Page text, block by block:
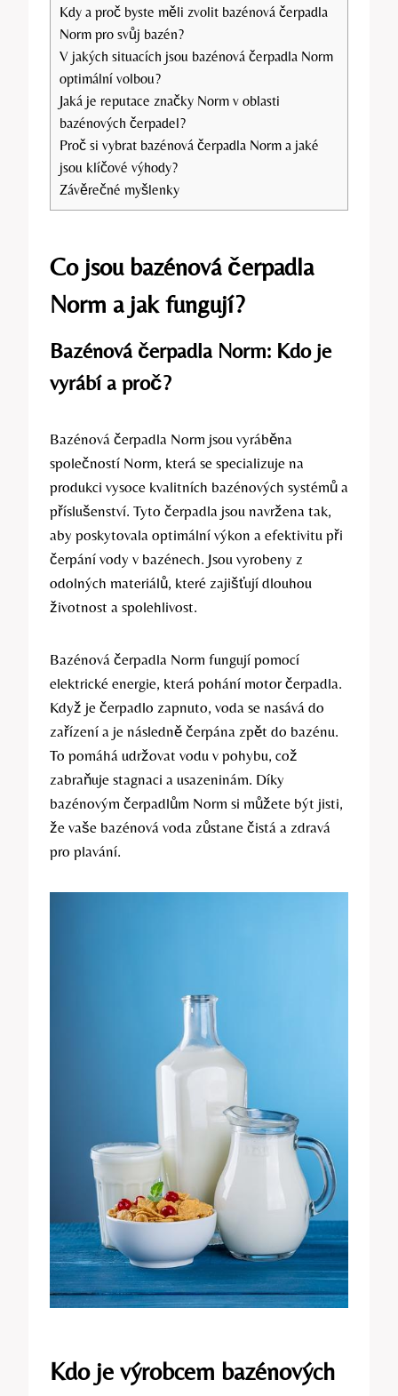
Kdy a proč byste měli zvolit bazénová čerpadla
Norm pro svůj bazén?
V jakých situacích jsou bazénová čerpadla Norm
optimální volbou?
Jaká je reputace značky Norm v oblasti
bazénových čerpadel?
Proč si vybrat bazénová čerpadla Norm a jaké
jsou klíčové výhody?
Závěrečné myšlenky
Co jsou bazénová čerpadla
Norm a jak fungují?
Bazénová čerpadla Norm: Kdo je
vyrábí a proč?
Bazénová čerpadla Norm jsou vyráběna
společností Norm, která se specializuje na
produkci vysoce kvalitních bazénových systémů a
příslušenství. Tyto čerpadla jsou navržena tak,
aby poskytovala optimální výkon a efektivitu při
čerpání vody v bazénech. Jsou vyrobeny z
odolných materiálů, které zajišťují dlouhou
životnost a spolehlivost.
Bazénová čerpadla Norm fungují pomocí
elektrické energie, která pohání motor čerpadla.
Když je čerpadlo zapnuto, voda se nasává do
zařízení a je následně čerpána zpět do bazénu.
To pomáhá udržovat vodu v pohybu, což
zabraňuje stagnaci a usazeninám. Díky
bazénovým čerpadlům Norm si můžete být jisti,
že vaše bazénová voda zůstane čistá a zdravá
pro plavání.
Kdo je výrobcem bazénových